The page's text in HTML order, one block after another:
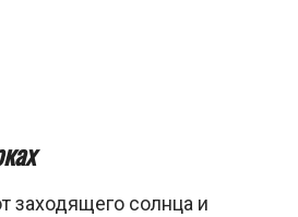
заходящего солнца и